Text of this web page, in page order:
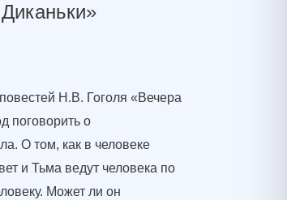
Н.В. Гоголя «Вечера
поговорить о
О том, как в человеке
и Тьма ведут человека по
Может ли он